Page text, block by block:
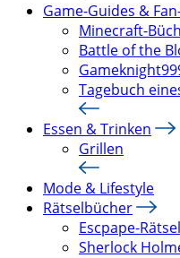
Game-Guides &
Minecraft-
Battle of the
Tagebuch
Essen & Trinken
Grillen
Mode & Lifestyle
Rätselbücher
Escpape-Rätsel
Sherlock